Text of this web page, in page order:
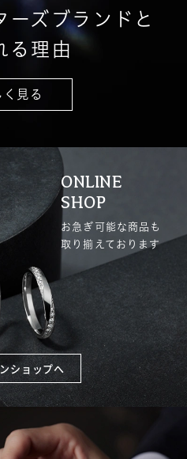
ーズブランドと
る理由
く見る
ONLINE
SHOP
お急ぎ可能な商品も
取り揃えております
ショップへ